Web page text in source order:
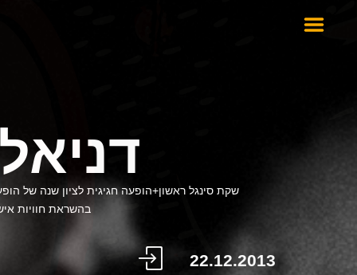
שקת סינגל ראשון+הופעה חגיגית לציון שנה של
בהשראת חוויות
22.12.2013